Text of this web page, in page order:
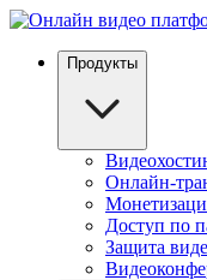
Продукты
Онлайн-
Доступ по
Защита